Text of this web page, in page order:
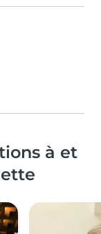
à et